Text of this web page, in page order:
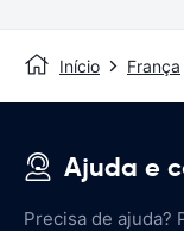
Início França
Ajuda e
Precisa de ajuda?